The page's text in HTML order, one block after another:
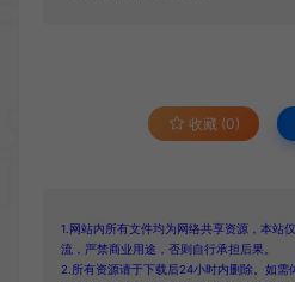
收藏 (0)
1.网站内所有文件均为网络共享资源，本站
流，严禁商业用途，否则自行承担后果。
2.所有资源请于下载后24小时内删除。如需